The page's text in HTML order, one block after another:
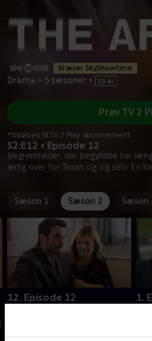
Kræver SkyShowtime
Drama • 5 sæsoner •
S2:E12 • Episode 12
Begivenheder, der begyndte for
ærlig over for Noah og sig selv. En
Prøv TV 2
*tilkøbes til TV 2 Play abonnement
Sæson 1 Sæson 2 Sæson
12. Episode 12
Alison er ærlig over for Noah
1.
liv..